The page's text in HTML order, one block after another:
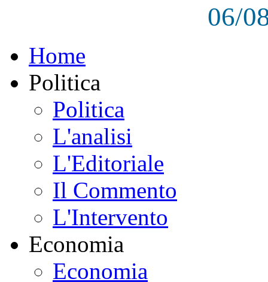
06/
Home
Politica
Politica
L'analisi
L'Editoriale
Il Commento
L'Intervento
Economia
Economia